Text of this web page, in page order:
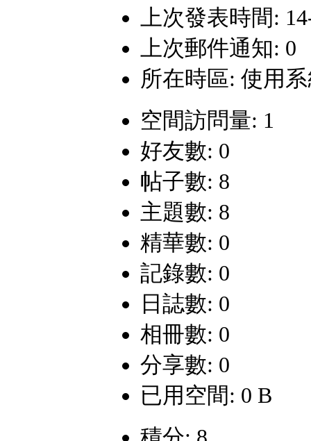
上次發表時間:
上次郵件通知: 0
所在時區: 使用
空間訪問量: 1
好友數: 0
帖子數: 8
主題數: 8
精華數: 0
記錄數: 0
日誌數: 0
相冊數: 0
分享數: 0
已用空間: 0 B